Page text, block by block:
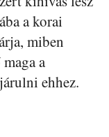
a korai
miben
a
ehhez.